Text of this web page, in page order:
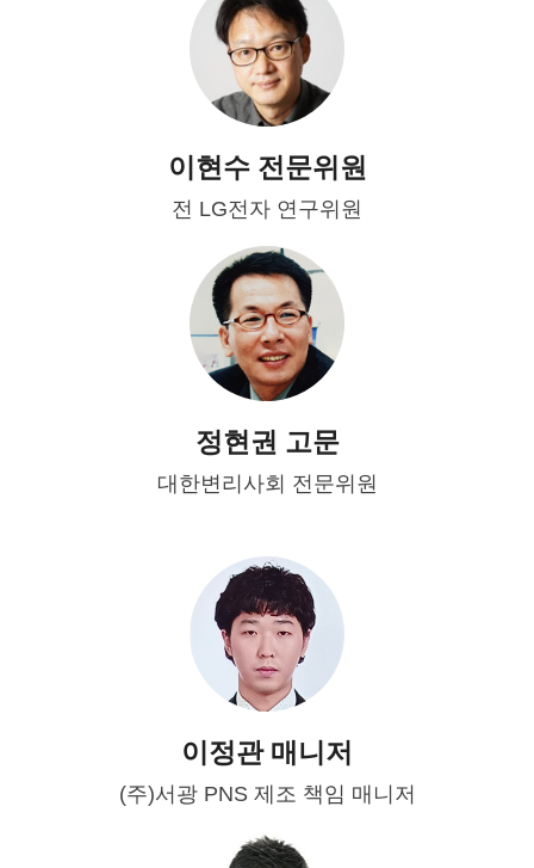
이현수 전문위원
전 LG전자 연구위원
정현권 고문
대한변리사회 전문위원
이정관 매니저
(주)서광 PNS 제조 책임 매니저